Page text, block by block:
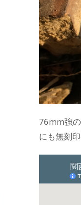
76mm強の
にも無刻